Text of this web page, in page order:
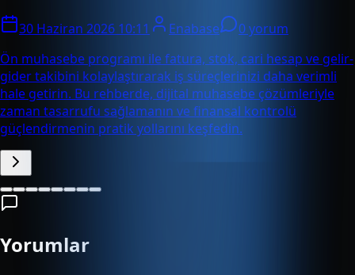
30 Haziran 2026 10:11 Enabase
0 yorum
Ön muhasebe programı ile fatura, stok, cari hesap ve gelir-
gider takibini kolaylaştırarak iş süreçlerinizi daha verimli
hale getirin. Bu rehberde, dijital muhasebe çözümleriyle
zaman tasarrufu sağlamanın ve finansal kontrolü
güçlendirmenin pratik yollarını keşfedin.
Yorumlar